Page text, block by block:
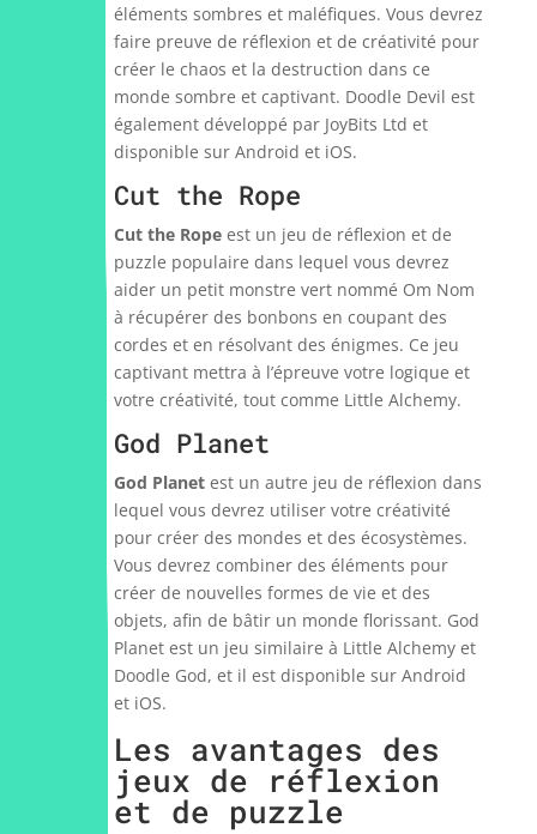
éléments sombres et maléfiques. Vous devrez
faire preuve de réflexion et de créativité pour
créer le chaos et la destruction dans ce
monde sombre et captivant. Doodle Devil est
également développé par JoyBits Ltd et
disponible sur Android et iOS.
Cut the Rope
Cut the Ropeest un jeu de réflexion et de
puzzle populaire dans lequel vous devrez
aider un petit monstre vert nommé Om Nom
à récupérer des bonbons en coupant des
cordes et en résolvant des énigmes. Ce jeu
captivant mettra à l’épreuve votre logique et
votre créativité, tout comme Little Alchemy.
God Planet
God Planetest un autre jeu de réflexion dans
lequel vous devrez utiliser votre créativité
pour créer des mondes et des écosystèmes.
Vous devrez combiner des éléments pour
créer de nouvelles formes de vie et des
objets, afin de bâtir un monde florissant. God
Planet est un jeu similaire à Little Alchemy et
Doodle God, et il est disponible sur Android
et iOS.
Les avantages des
jeux de réflexion
et de puzzle